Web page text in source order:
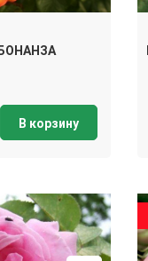
В корзину